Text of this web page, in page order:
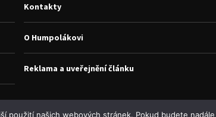
Kontakty
O Humpolákovi
Reklama a uveřejnění článku
použití našich webových stránek. Pokud budete